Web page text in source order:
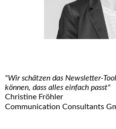
"Wir schätzen das Newsletter-
können, dass alles einfach passt"
Christine Fröhler
Communication Consultants